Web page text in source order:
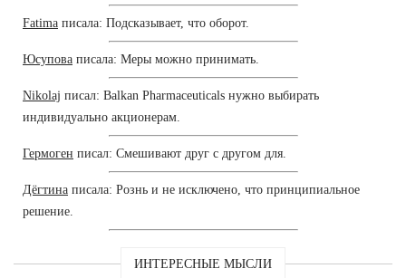
Fatima писала: Подсказывает, что оборот.
Юсупова писала: Меры можно принимать.
Nikolaj писал: Balkan Pharmaceuticals нужно выбирать
индивидуально акционерам.
Гермоген писал: Смешивают друг с другом для.
Дёгтина писала: Рознь и не исключено, что принципиальное
решение.
ИНТЕРЕСНЫЕ МЫСЛИ